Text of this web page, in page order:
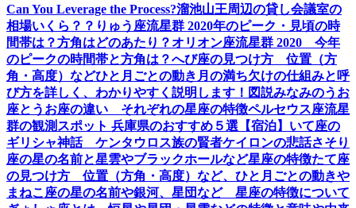
Can You Leverage the Process?溜池山王周辺の貸し会議室の
相場いくら？？ りゅう座流星群 2020年のピーク・見頃の時
間帯は？方角はどのあたり？オリオン座流星群 2020 今年
のピークの時間帯と方角は？へび座の見つけ方 位置（方
角・高度）などひと月ごとの動き 月の満ち欠けの仕組みと呼
び方を詳しく、わかりやすく説明します！図説みなみのうお
座とうお座の違い それぞれの星座の特徴ペルセウス座流星
群の観測スポット 兵庫県のおすすめ５選【宿泊】 いて座の
ギリシャ神話 ケンタウロス族の賢者ケイロンの悲話さそり
座の星の名前と星雲やブラックホールなど星座の特徴たて座
の見つけ方 位置（方角・高度）など、ひと月ごとの動きや
まねこ座の星の名前や銀河、星団など 星座の特徴について